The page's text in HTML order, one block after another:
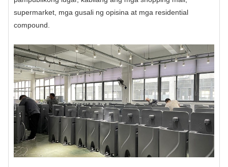
supermarket, mga gusali ng opisina at mga residential
compound.